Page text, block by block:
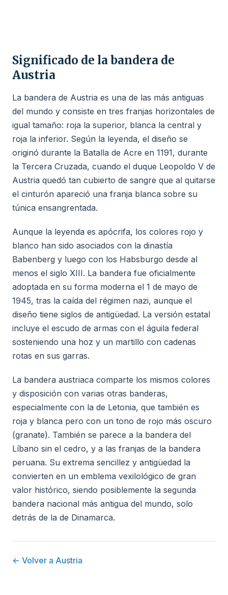
Significado de la bandera de
Austria
La bandera de Austria es una de las más antiguas
del mundo y consiste en tres franjas horizontales de
igual tamaño: roja la superior, blanca la central y
roja la inferior. Según la leyenda, el diseño se
originó durante la Batalla de Acre en 1191, durante
la Tercera Cruzada, cuando el duque Leopoldo V de
Austria quedó tan cubierto de sangre que al quitarse
el cinturón apareció una franja blanca sobre su
túnica ensangrentada.
Aunque la leyenda es apócrifa, los colores rojo y
blanco han sido asociados con la dinastía
Babenberg y luego con los Habsburgo desde al
menos el siglo XIII. La bandera fue oficialmente
adoptada en su forma moderna el 1 de mayo de
1945, tras la caída del régimen nazi, aunque el
diseño tiene siglos de antigüedad. La versión estatal
incluye el escudo de armas con el águila federal
sosteniendo una hoz y un martillo con cadenas
rotas en sus garras.
La bandera austriaca comparte los mismos colores
y disposición con varias otras banderas,
especialmente con la de Letonia, que también es
roja y blanca pero con un tono de rojo más oscuro
(granate). También se parece a la bandera del
Líbano sin el cedro, y a las franjas de la bandera
peruana. Su extrema sencillez y antigüedad la
convierten en un emblema vexilológico de gran
valor histórico, siendo posiblemente la segunda
bandera nacional más antigua del mundo, solo
detrás de la de Dinamarca.
← Volver a Austria